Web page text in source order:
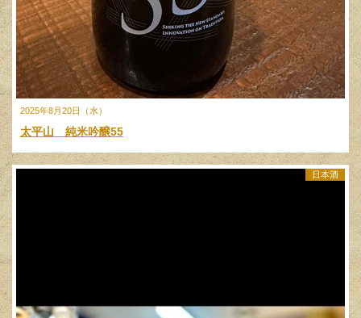
2025年8月20日（水）
太平山 純米吟醸55
日本酒